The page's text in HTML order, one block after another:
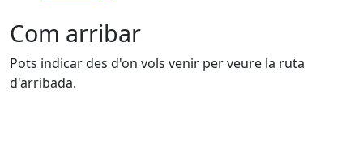
Com arribar
Pots indicar des d'on vols venir per veure la ruta
d'arribada.